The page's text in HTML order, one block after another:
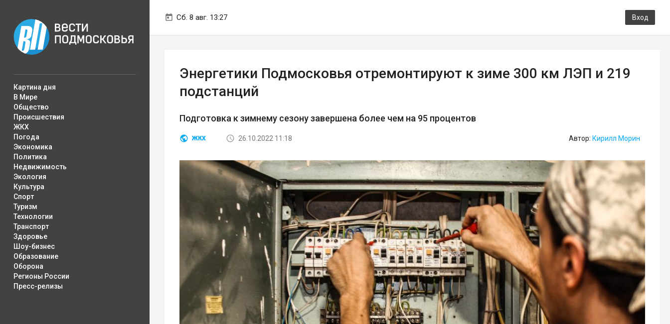
Сб. 8 авг. 13:27 Вход
Картина дня
В Мире
Общество
Происшествия
ЖКХ
Погода
Экономика
Политика
Недвижимость
Экология
Культура
Спорт
Туризм
Технологии
Транспорт
Здоровье
Шоу-бизнес
Образование
Оборона
Регионы России
Пресс-релизы
Энергетики Подмосковья отремонтируют к зиме 300 км ЛЭП и 219
подстанций
Подготовка к зимнему сезону завершена более чем на 95 процентов
ЖКХ 26.10.2022 11:18 Автор: Кирилл Морин